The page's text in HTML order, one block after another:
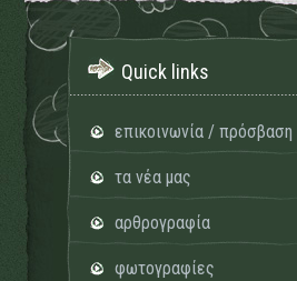
Quick links
επικοινωνία / πρόσβαση
τα νέα μας
αρθρογραφία
φωτογραφίες